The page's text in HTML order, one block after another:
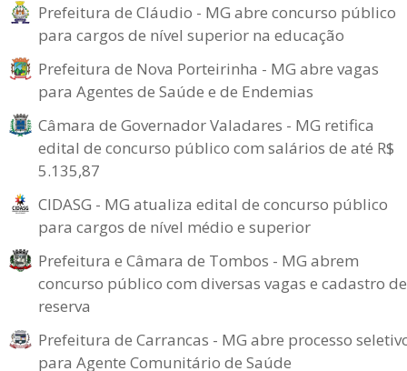
Prefeitura de Cláudio - MG abre concurso público
para cargos de nível superior na educação
Prefeitura de Nova Porteirinha - MG abre vagas
para Agentes de Saúde e de Endemias
Câmara de Governador Valadares - MG retifica
edital de concurso público com salários de até R$
5.135,87
CIDASG - MG atualiza edital de concurso público
para cargos de nível médio e superior
Prefeitura e Câmara de Tombos - MG abrem
concurso público com diversas vagas e cadastro de
reserva
Prefeitura de Carrancas - MG abre processo
para Agente Comunitário de Saúde